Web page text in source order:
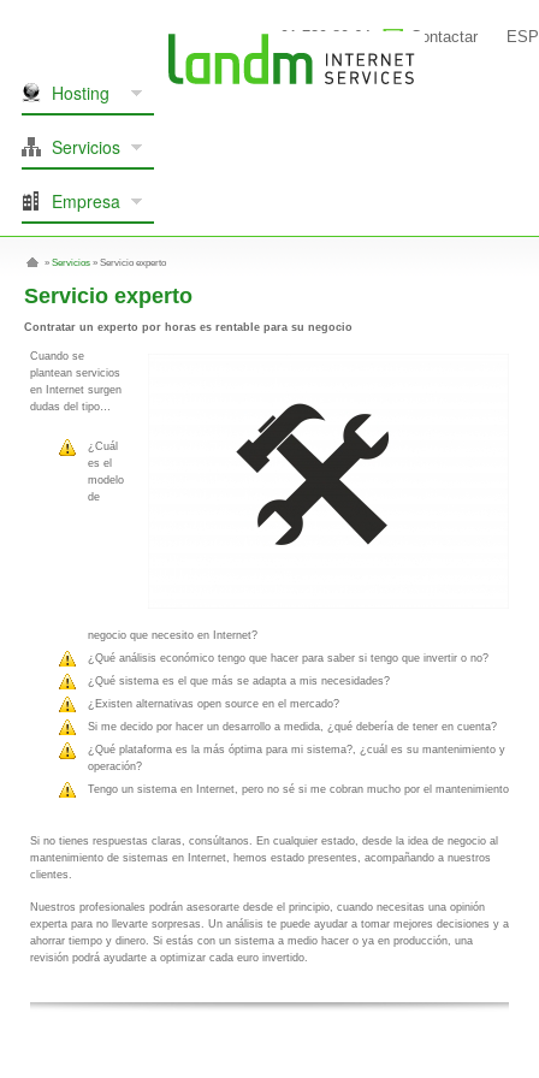
91 739 80 64 Contactar ESP
Hosting
Servicios
Empresa
» Servicios » Servicio experto
Servicio experto
Contratar un experto por horas es rentable para su negocio
Cuando se
plantean servicios
en Internet surgen
dudas del tipo…
¿Cuál
es el
modelo
de
negocio que necesito en Internet?
¿Qué análisis económico tengo que hacer para saber si tengo que invertir o no?
¿Qué sistema es el que más se adapta a mis necesidades?
¿Existen alternativas open source en el mercado?
Si me decido por hacer un desarrollo a medida, ¿qué debería de tener en cuenta?
¿Qué plataforma es la más óptima para mi sistema?, ¿cuál es su mantenimiento y
operación?
Tengo un sistema en Internet, pero no sé si me cobran mucho por el mantenimiento
Si no tienes respuestas claras, consúltanos. En cualquier estado, desde la idea de negocio al
mantenimiento de sistemas en Internet, hemos estado presentes, acompañando a nuestros
clientes.
Nuestros profesionales podrán asesorarte desde el principio, cuando necesitas una opinión
experta para no llevarte sorpresas. Un análisis te puede ayudar a tomar mejores decisiones y a
ahorrar tiempo y dinero. Si estás con un sistema a medio hacer o ya en producción, una
revisión podrá ayudarte a optimizar cada euro invertido.